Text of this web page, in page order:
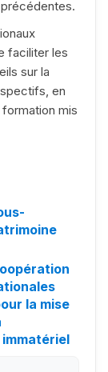
faciliter les
sur la
en
mis
la mise